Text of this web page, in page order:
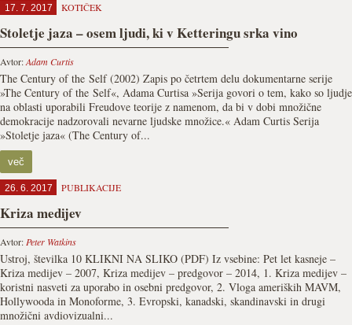
17. 7. 2017 KOTIČEK
Stoletje jaza – osem ljudi, ki v Ketteringu srka vino
Avtor:Adam Curtis
The Century of the Self (2002) Zapis po četrtem delu dokumentarne serije
»The Century of the Self«, Adama Curtisa »Serija govori o tem, kako so ljudje
na oblasti uporabili Freudove teorije z namenom, da bi v dobi množične
demokracije nadzorovali nevarne ljudske množice.« Adam Curtis Serija
»Stoletje jaza« (The Century of...
več
26. 6. 2017 PUBLIKACIJE
Kriza medijev
Avtor: Peter Watkins
Ustroj, številka 10 KLIKNI NA SLIKO (PDF) Iz vsebine: Pet let kasneje –
Kriza medijev – 2007, Kriza medijev – predgovor – 2014, 1. Kriza medijev –
koristni nasveti za uporabo in osebni predgovor, 2. Vloga ameriških MAVM,
Hollywooda in Monoforme, 3. Evropski, kanadski, skandinavski in drugi
množični avdiovizualni...